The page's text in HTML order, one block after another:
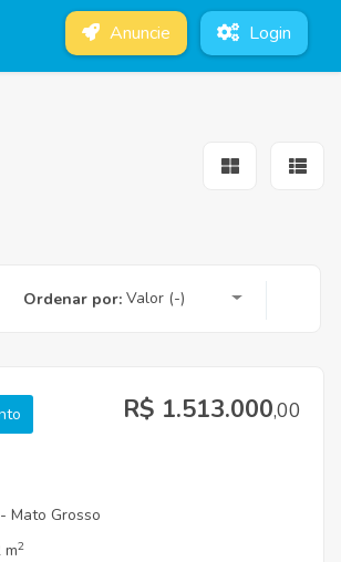
Anuncie Login
Ordenar por: Valor (-)
R$ 1.513.000,00
Mato Grosso
m2